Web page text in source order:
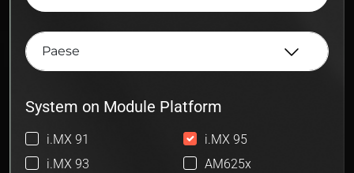
System on Module Platform
i.MX 91
i.MX 95
i.MX 93
AM625x